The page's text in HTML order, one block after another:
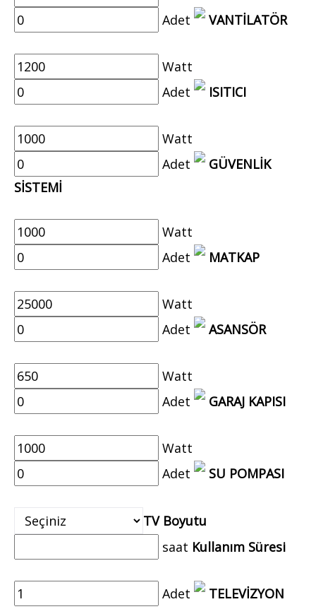
Adet
VANTİLATÖR
Watt
Adet
ISITICI
Watt
Adet
GÜVENLİK
SİSTEMİ
Watt
Adet
MATKAP
Watt
Adet
ASANSÖR
Watt
Adet
GARAJ KAPISI
Watt
Adet
SU POMPASI
TV Boyutu
saat Kullanım Süresi
Adet TELEVİZYON